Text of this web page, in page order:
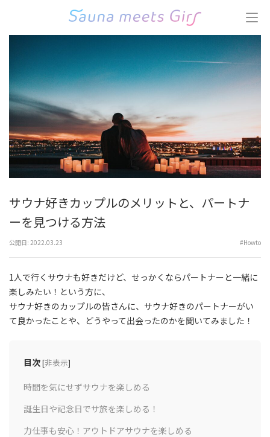
(Enter
す)サウナ好きカップルのメリットと、パートナ
ーを見つける方法
公開日: 2022.03.23 #Howto
1人で行くサウナも好きだけど、せっかくならパートナーと一緒に
楽しみたい！という方に、
サウナ好きのカップルの皆さんに、サウナ好きのパートナーがい
て良かったことや、どうやって出会ったのかを聞いてみました！
目次[非表示]
時間を気にせずサウナを楽しめる
誕生日や記念日でサ旅を楽しめる！
力仕事も安心！アウトドアサウナを楽しめる